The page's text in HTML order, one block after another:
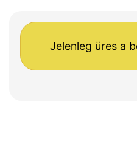
Jelenleg üres a